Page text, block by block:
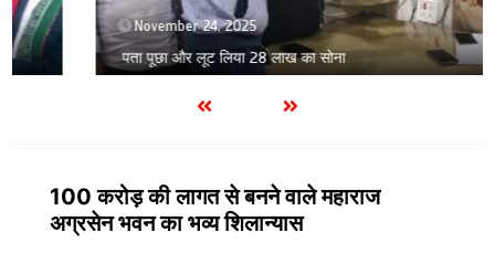
November 24, 2025
पता पूछा और लूट लिया 28 लाख का सोना
100 करोड़ की लागत से बनने वाले महाराज
अग्रसेन भवन का भव्य शिलान्यास